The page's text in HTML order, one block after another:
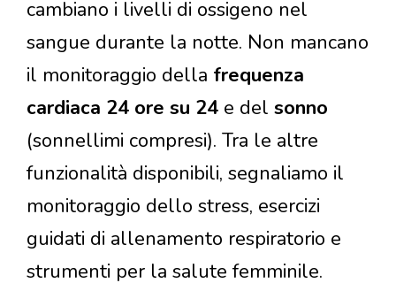
cambiano i livelli di ossigeno nel
sangue durante la notte. Non mancano
il monitoraggio della frequenza
cardiaca 24 ore su 24 e del sonno
(sonnellimi compresi). Tra le altre
funzionalità disponibili, segnaliamo il
monitoraggio dello stress, esercizi
guidati di allenamento respiratorio e
strumenti per la salute femminile.